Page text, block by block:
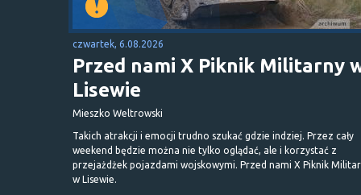
czwartek, 6.08.2026
Przed nami X Piknik Militarny
Lisewie
Mieszko Weltrowski
Takich atrakcji i emocji trudno szukać gdzie indziej. Przez cały
weekend będzie można nie tylko oglądać, ale i korzystać z
przejażdżek pojazdami wojskowymi. Przed nami X Piknik
w Lisewie.